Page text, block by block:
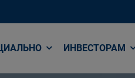
ИНВЕСТОРАМ